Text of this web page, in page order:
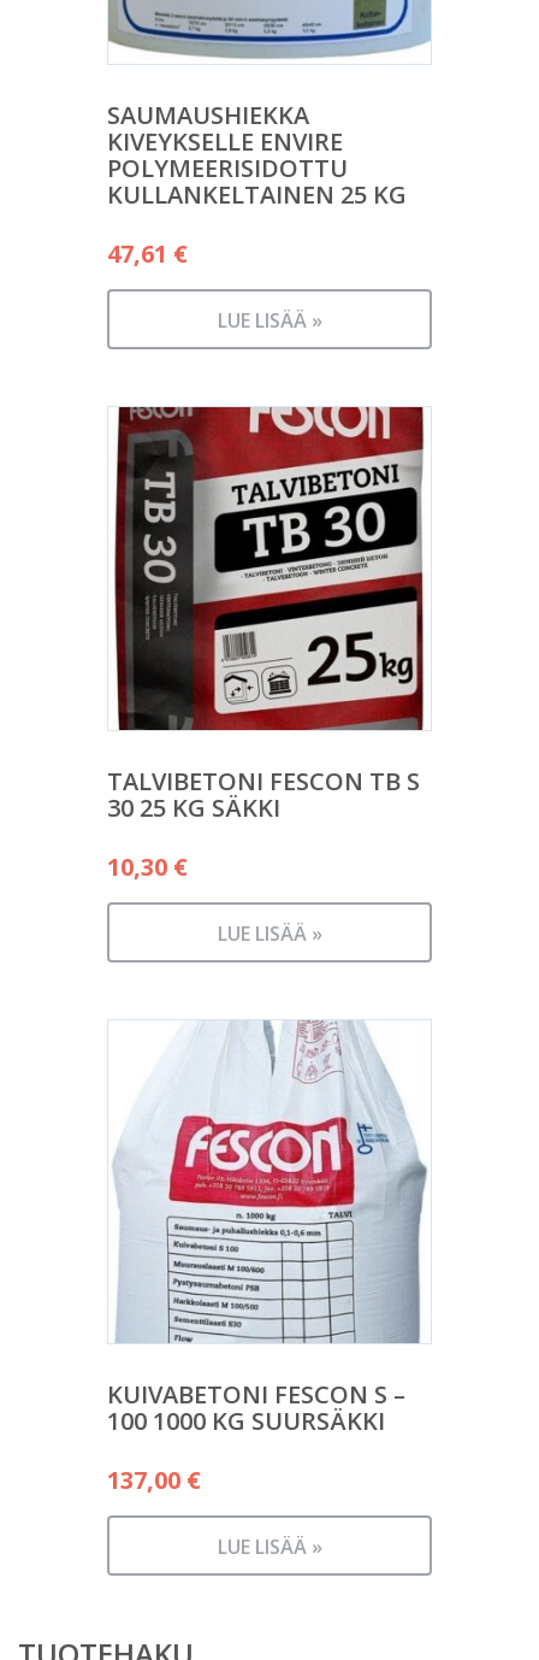
SAUMAUSHIEKKA
KIVEYKSELLE ENVIRE
POLYMEERISIDOTTU
KULLANKELTAINEN 25 KG
47,61 €
LUE LISÄÄ »
TALVIBETONI FESCON TB S
30 25 KG SÄKKI
10,30 €
LUE LISÄÄ »
KUIVABETONI FESCON S –
100 1000 KG SUURSÄKKI
137,00 €
LUE LISÄÄ »